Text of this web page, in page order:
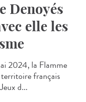
Denoyés
elle les
2024, la Flamme
français
d...